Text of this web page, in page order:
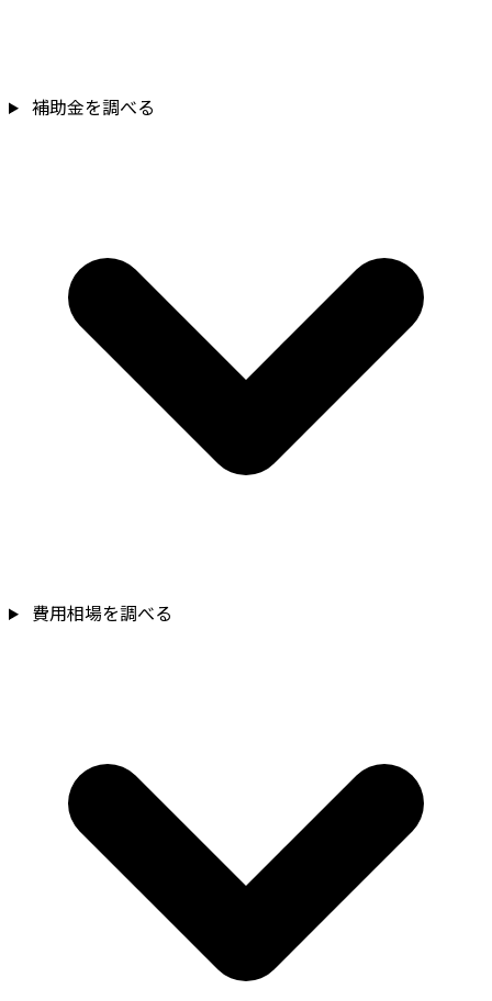
補助金を調べる
費用相場を調べる